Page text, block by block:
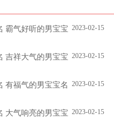
2023-02-15
霸气好听的男宝宝
2023-02-15
吉祥大气的男宝宝
2023-02-15
有福气的男宝宝名
2023-02-15
大气响亮的男宝宝